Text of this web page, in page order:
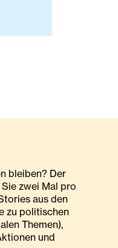
bleiben? Der
zwei Mal pro
aus den
zu politischen
Themen),
und